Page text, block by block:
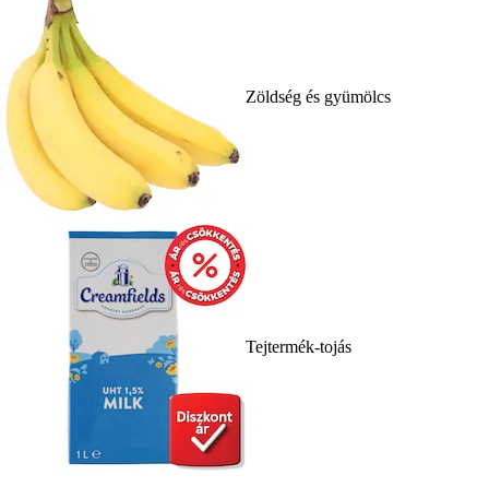
Zöldség és gyümölcs
Tejtermék-tojás